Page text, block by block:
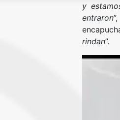
y
entraron
rindan”.